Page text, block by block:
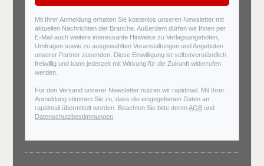
Mit Ihrer Anmeldung erhalten Sie kostenlos unseren Newsletter mit
aktuellen Nachrichten der Branche. Außerdem dürfen wir Ihnen per
E-Mail auch weitere interessante Hinweise zu Verlagsangeboten,
Umfragen sowie zu ausgewählten Veranstaltungen und Angeboten
unserer Partner zusenden. Diese Einwilligung ist selbstverständlich
freiwillig und kann jederzeit mit Wirkung für die Zukunft widerrufen
werden.
Für den Versand unserer Newsletter nutzen wir rapidmail. Mit Ihrer
Anmeldung stimmen Sie zu, dass die eingegebenen Daten an
rapidmail übermittelt werden. Beachten Sie bitte derenAGB und
Datenschutzbestimmungen